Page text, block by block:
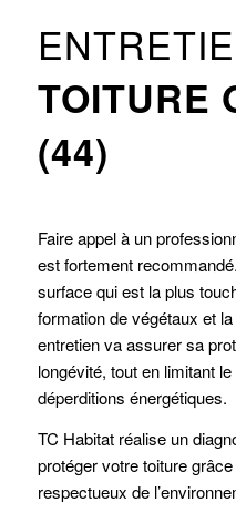
TOITURE
(44)
Faire appel à un
est fortement
surface qui est la plus
formation de végétaux et
entretien va assurer sa
longévité, tout en limitant
déperditions énergétiques.
TC Habitat réalise un
protéger votre toiture
respectueux de